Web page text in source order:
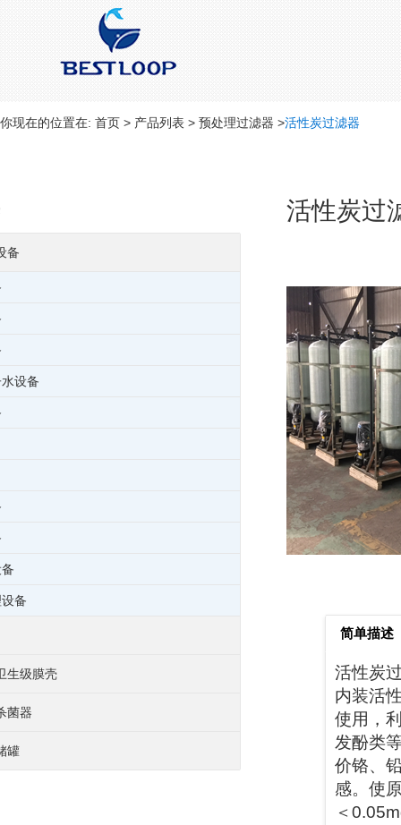
你现在的位置在: 首页 > 产品列表 > 预处理过滤器 >活性炭过滤器
活性炭过
备
设备
备
生级膜壳
菌器
罐
简单描述
活性炭
内装活
使用，
发酚类
价铬、
感。使
＜